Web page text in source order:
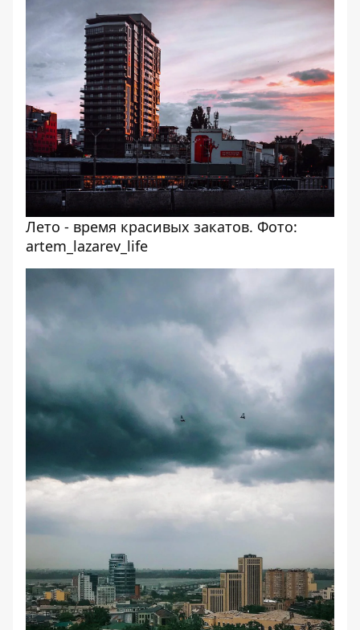
Лето - время красивых закатов. Фото:
artem_lazarev_life